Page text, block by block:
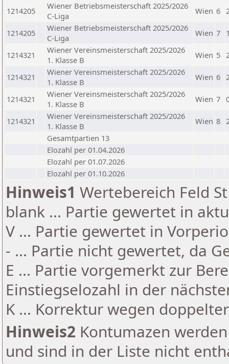
1214205
Wiener Betriebsmeisterschaft 2025/2026
C-Liga
Wien 6
1214205
Wiener Betriebsmeisterschaft 2025/2026
C-Liga
Wien 7
1214321
Wiener Vereinsmeisterschaft 2025/2026
1. Klasse B
Wien 5
1214321
Wiener Vereinsmeisterschaft 2025/2026
1. Klasse B
Wien 6
1214321
Wiener Vereinsmeisterschaft 2025/2026
1. Klasse B
Wien 7
1214321
Wiener Vereinsmeisterschaft 2025/2026
1. Klasse B
Wien 8
Gesamtpartien 13
Elozahl per 01.04.2026
Elozahl per 01.07.2026
Elozahl per 01.10.2026
Hinweis1 Wertebereich Feld
blank ... Partie gewertet in
V ... Partie gewertet in
- ... Partie nicht gewertet, da
E ... Partie vorgemerkt zur
Einstiegselozahl in der
K ... Korrektur wegen
Hinweis2 Kontumazen
und sind in der Liste nicht